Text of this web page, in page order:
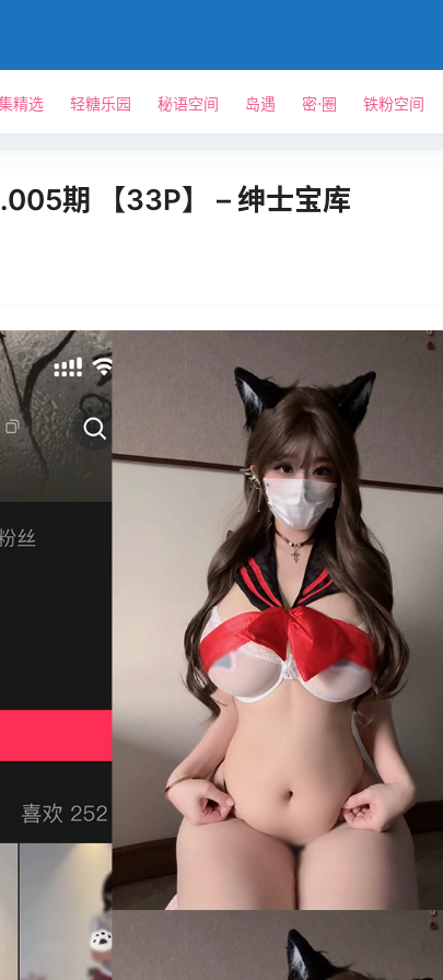
精选 轻糖乐园 秘语空间 岛遇 密⋅圈 铁粉空间
期 【33P】 – 绅士宝库